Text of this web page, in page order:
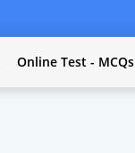
Online Test - MCQs